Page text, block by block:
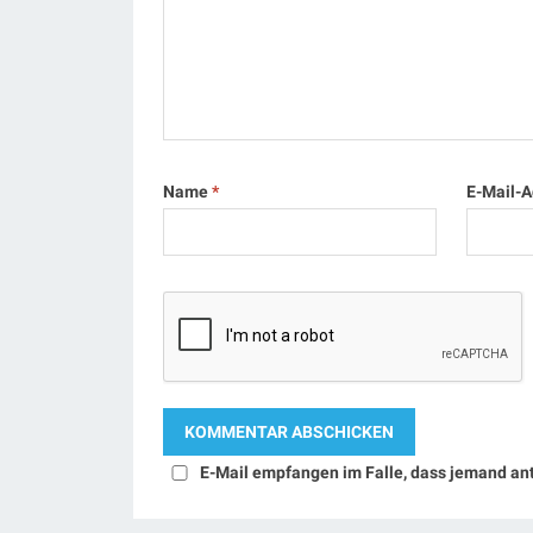
Name* E-Mail-
E-Mail empfangen im Falle, dass jemand